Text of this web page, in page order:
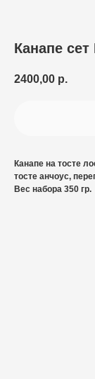
Канапе
2400,00 р.
Канапе на тосте
тосте анчоус,
Вес набора 350 гр.